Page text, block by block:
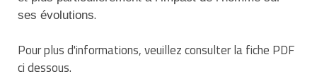
Matériel de musculation
Rôtisserie professionnelle
Sautause professionnelle
ses évolutions.
Pour plus d'informations, veuillez consulter la fiche PDF
ci dessous.